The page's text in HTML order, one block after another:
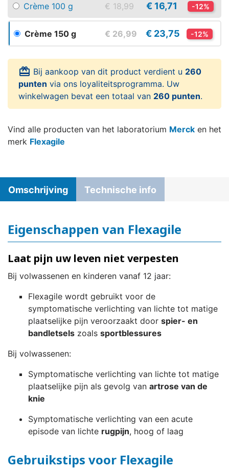
Crème 100 g € 18,99 € 16,71 -12%
Crème 150 g € 26,99 € 23,75 -12%
card_giftcard Bij aankoop van dit product verdient u 260
punten via ons loyaliteitsprogramma. Uw
winkelwagen bevat een totaal van 260 punten.
Vind alle producten van het laboratorium Merck en het
merk Flexagile
Omschrijving Technische info
Eigenschappen van Flexagile
Laat pijn uw leven niet verpesten
Bij volwassenen en kinderen vanaf 12 jaar:
Flexagile wordt gebruikt voor de
symptomatische verlichting van lichte tot matige
plaatselijke pijn veroorzaakt door spier- en
bandletsels zoals sportblessures
Bij volwassenen:
Symptomatische verlichting van lichte tot matige
plaatselijke pijn als gevolg van artrose van de
knie
Symptomatische verlichting van een acute
episode van lichte rugpijn, hoog of laag
Gebruikstips voor Flexagile